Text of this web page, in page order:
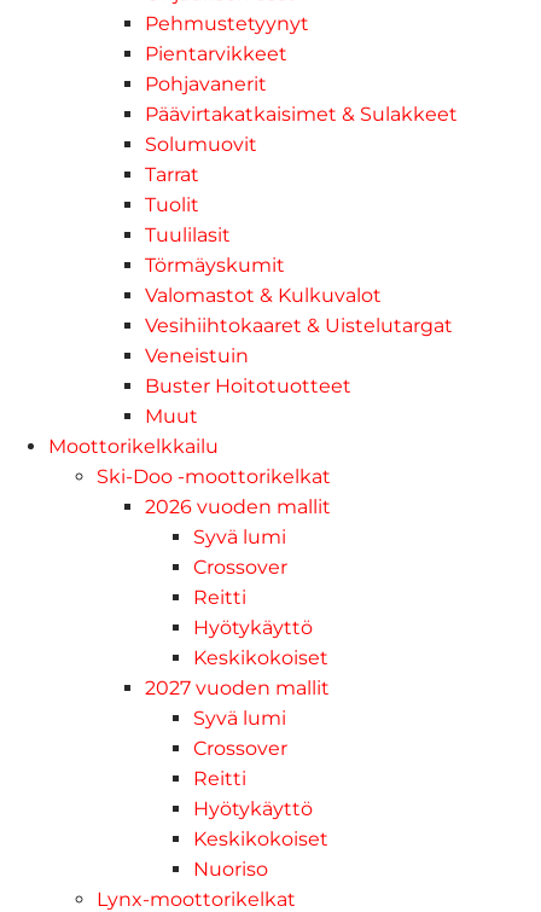
Pehmustetyynyt
Pientarvikkeet
Pohjavanerit
Päävirtakatkaisimet & Sulakkeet
Solumuovit
Tarrat
Tuolit
Tuulilasit
Törmäyskumit
Valomastot & Kulkuvalot
Vesihiihtokaaret & Uistelutargat
Veneistuin
Buster Hoitotuotteet
Muut
Moottorikelkkailu
Ski-Doo -moottorikelkat
2026 vuoden mallit
Syvä lumi
Crossover
Reitti
Hyötykäyttö
Keskikokoiset
2027 vuoden mallit
Syvä lumi
Crossover
Reitti
Hyötykäyttö
Keskikokoiset
Nuoriso
Lynx-moottorikelkat